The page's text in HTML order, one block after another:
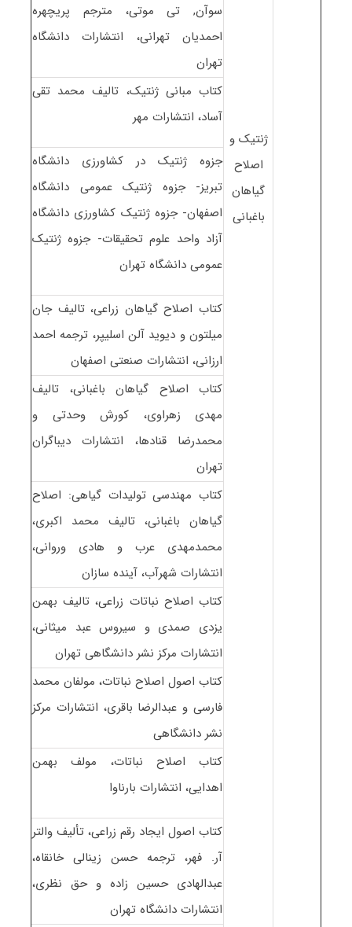
ژنتیک و
اصلاح
گیاهان
باغبانی
سوآن, تی موتی، مترجم پریچهره
احمدیان تهرانی، انتشارات دانشگاه
تهران
کتاب مبانی ژنتیک، تالیف محمد تقی
آساد، انتشارات مهر
جزوه ژنتیک در کشاورزی دانشگاه
تبریز- جزوه ژنتیک عمومی دانشگاه
اصفهان- جزوه ژنتیک کشاورزی دانشگاه
آزاد واحد علوم تحقیقات- جزوه ژنتیک
عمومی دانشگاه تهران
کتاب اصلاح گیاهان زراعی، تالیف جان
میلتون و دیوید آلن اسلیپر، ترجمه احمد
ارزانی، انتشارات صنعتی اصفهان
کتاب اصلاح گیاهان باغبانی، تالیف
مهدی زهراوی، کورش وحدتی و
محمدرضا قنادها، انتشارات دیباگران
تهران
کتاب مهندسی تولیدات گیاهی: اصلاح
گیاهان باغبانی، تالیف محمد اکبری،
محمدمهدی عرب و هادی وروانی،
انتشارات شهرآب، آینده سازان
کتاب اصلاح نباتات زراعی، تالیف بهمن
یزدی صمدی و سیروس عبد میثانی،
انتشارات مرکز نشر دانشگاهی تهران
کتاب اصول اصلاح نباتات، مولفان محمد
فارسی و عبدالرضا باقری، انتشارات مرکز
نشر دانشگاهی
کتاب اصلاح نباتات، مولف بهمن
اهدایی، انتشارات بارناوا
کتاب اصول ایجاد رقم زراعی، تألیف والتر
آر. فهر، ترجمه حسن زینالی خانقاه،
عبدالهادی حسین زاده و حق نظری،
انتشارات دانشگاه تهران